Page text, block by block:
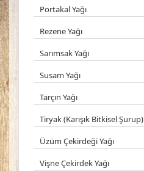
Portakal Yağı
Rezene Yağı
Sarımsak Yağı
Susam Yağı
Tarçın Yağı
Tiryak (Karışık Bitkisel Şurup)
Üzüm Çekirdeği Yağı
Vişne Çekirdek Yağı